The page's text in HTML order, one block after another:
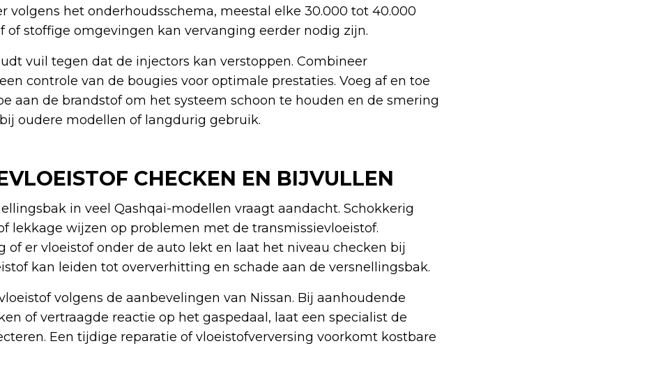
volgens het onderhoudsschema, meestal elke 30.000 tot 40.000
of stoffige omgevingen kan vervanging eerder nodig zijn.
vuil tegen dat de injectors kan verstoppen. Combineer
controle van de bougies voor optimale prestaties. Voeg af en toe
aan de brandstof om het systeem schoon te houden en de smering
oudere modellen of langdurig gebruik.
CHECKEN EN BIJVULLEN
in veel Qashqai-modellen vraagt aandacht. Schokkerig
lekkage wijzen op problemen met de transmissievloeistof.
of er vloeistof onder de auto lekt en laat het niveau checken bij
kan leiden tot oververhitting en schade aan de versnellingsbak.
volgens de aanbevelingen van Nissan. Bij aanhoudende
of vertraagde reactie op het gaspedaal, laat een specialist de
Een tijdige reparatie of vloeistofverversing voorkomt kostbare